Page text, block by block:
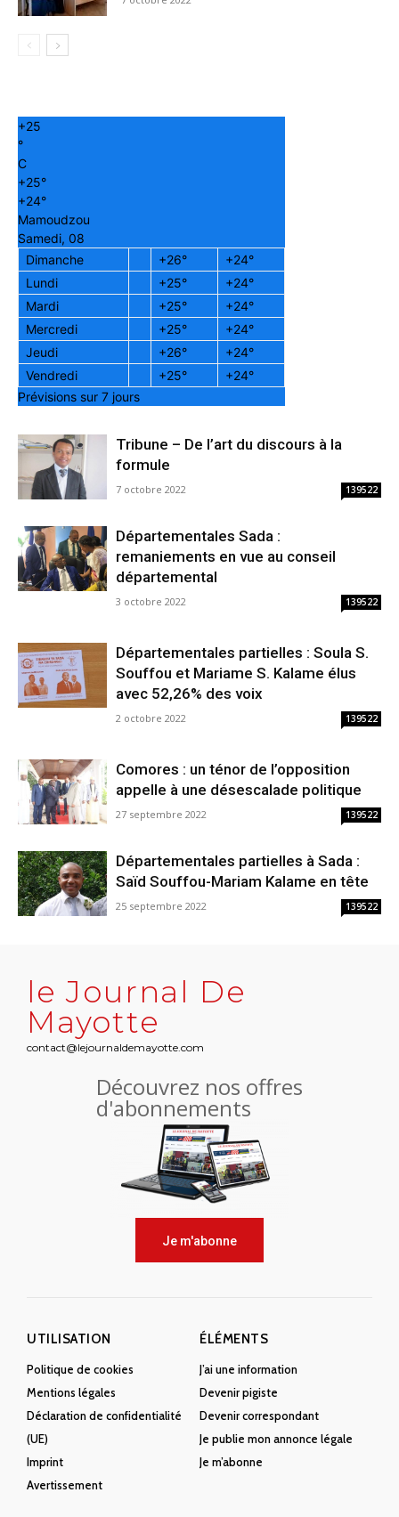
+25
°
C
+25°
+24°
Mamoudzou
Samedi, 08
Dimanche
+26° +24°
Lundi
+25° +24°
Mardi
+25° +24°
Mercredi
+25° +24°
Jeudi
+26° +24°
Vendredi
+25° +24°
Prévisions sur 7 jours
Tribune – De l’art du discours à la
formule
7 octobre 2022 139522
Départementales Sada :
remaniements en vue au conseil
départemental
3 octobre 2022 139522
Départementales partielles : Soula S.
Souffou et Mariame S. Kalame élus
avec 52,26% des voix
2 octobre 2022 139522
Comores : un ténor de l’opposition
appelle à une désescalade politique
27 septembre 2022 139522
Départementales partielles à Sada :
Saïd Souffou-Mariam Kalame en tête
25 septembre 2022 139522
le Journal De
Mayotte
contact@lejournaldemayotte.com
Découvrez nos offres
d'abonnements
Je m'abonne
UTILISATION
Politique de cookies
Mentions légales
Déclaration de confidentialité
(UE)
Imprint
Avertissement
ÉLÉMENTS
J’ai une information
Devenir pigiste
Devenir correspondant
Je publie mon annonce légale
Je m’abonne